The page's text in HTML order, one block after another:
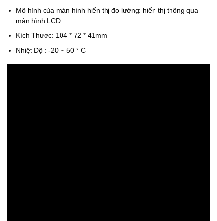
Mô hình của màn hình hiển thị đo lường: hiển thị thông qua
màn hình LCD
Kích Thước: 104 * 72 * 41mm
Nhiệt Độ : -20 ~ 50 ° C